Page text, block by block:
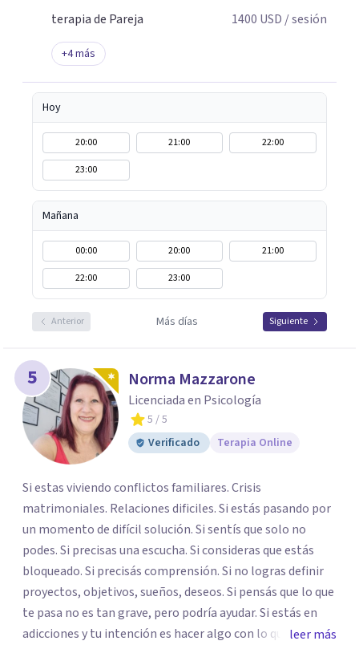
terapia de Pareja
1400 USD / sesión
+4más
Hoy
20:00 21:00
22:00
23:00
Mañana
00:00 20:00
21:00
22:00
23:00
Anterior Más días Siguiente
5 Norma Mazzarone
Licenciada en Psicología
5 / 5
Verificado
Terapia Online
Si estas viviendo conflictos familiares. Crisis
matrimoniales. Relaciones dificiles. Si estás pasando por
un momento de difícil solución. Si sentís que solo no
podes. Si precisas una escucha. Si consideras que estás
bloqueado. Si precisás comprensión. Si no logras definir
proyectos, objetivos, sueños, deseos. Si pensás que lo que
te pasa no es tan grave, pero podría ayudar. Si estás en
adicciones y tu intención es hacer algo con lo que te está
leer más